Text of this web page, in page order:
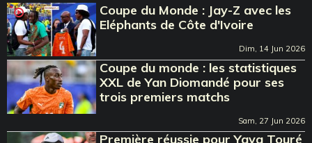
Coupe du Monde : Jay-Z avec les
Eléphants de Côte d'Ivoire
Dim, 14 Jun 2026
Coupe du monde : les statistiques
XXL de Yan Diomandé pour ses
trois premiers matchs
Sam, 27 Jun 2026
Première réussie pour Yaya Touré